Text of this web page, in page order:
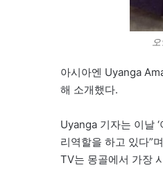
아시아엔 Uyanga
해 소개했다.
Uyanga 기자는 이날
리역할을 하고 있다”
TV는 몽골에서 가장